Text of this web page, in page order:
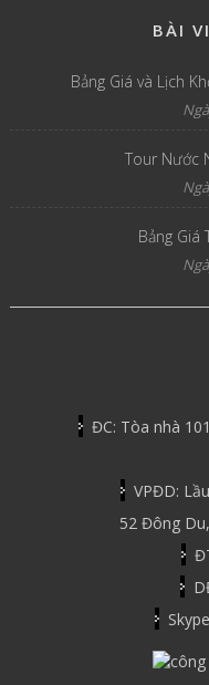
BÀI
Bảng Giá và Lịch
Tour Nước
Bảng Giá
ĐC: Tòa nhà
VPĐD:
52 Đông